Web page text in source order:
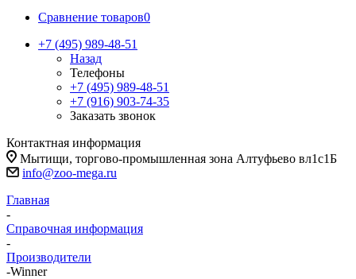
Сравнение товаров0
+7 (495) 989-48-51
Назад
Телефоны
+7 (495) 989-48-51
+7 (916) 903-74-35
Заказать звонок
Контактная информация
Мытищи, торгово-промышленная зона Алтуфьево вл1с1Б
info@zoo-mega.ru
Главная
-
Справочная информация
-
Производители
-Winner